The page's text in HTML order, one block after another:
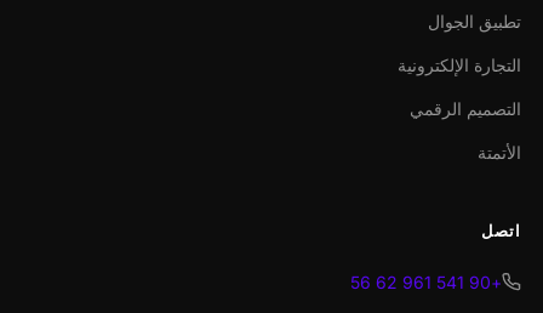
تطبيق الجوال
التجارة الإلكترونية
التصميم الرقمي
الأتمتة
اتصل
+90 541 961 62 56